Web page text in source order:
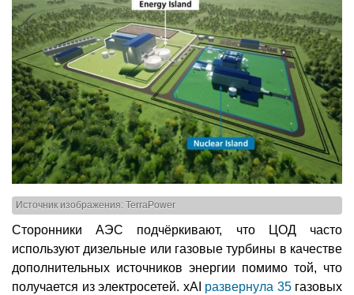
Источник изображения: TerraPower
Сторонники АЭС подчёркивают, что ЦОД часто
используют дизельные или газовые турбины в качестве
дополнительных источников энергии помимо той, что
получается из электросетей. xAI развернула 35газовых